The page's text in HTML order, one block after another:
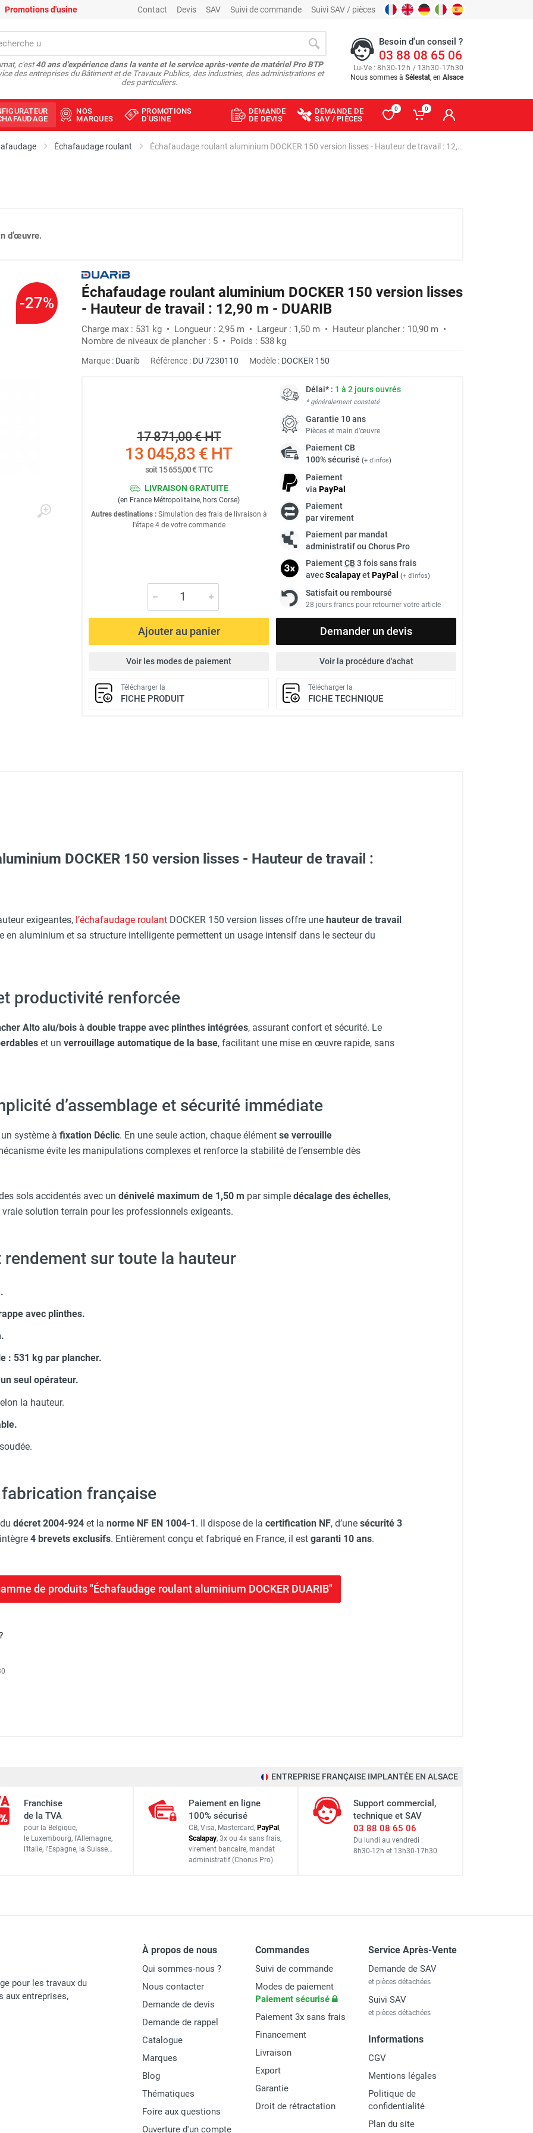
Promotions d'usine Contact Devis SAV Suivi de commande Suivi SAV / pièces
c'est40 ans d'expérience dans la vente et le service après-vente de matériel Pro BTP
des entreprises du Bâtiment et de Travaux Publics, des industries, des administrations et
des particuliers.
Besoin d'un conseil ?
03 88 08 65 06
Lu-Ve : 8h30-12h / 13h30-17h30
Nous sommes à Sélestat, en Alsace
NOS
MARQUES
PROMOTIONS
D'USINE
DEMANDE
DE DEVIS
DEMANDE DE
SAV / PIÈCES
0 0
Échafaudage roulant Échafaudage roulant aluminium DOCKER 150 version lisses - Hauteur de travail : 12,90 m - DUARIB
d’œuvre.
-27%
Échafaudage roulant aluminium DOCKER 150 version lisses
- Hauteur de travail : 12,90 m - DUARIB
Charge max : 531 kg • Longueur : 2,95 m • Largeur : 1,50 m • Hauteur plancher : 10,90 m •
Nombre de niveaux de plancher : 5 • Poids : 538 kg
Marque : Duarib Référence : DU 7230110 Modèle : DOCKER 150
17 871,00 €HT
13 045,83 € HT
soit15 655,00 €TTC
LIVRAISON GRATUITE
(en France Métropolitaine, hors Corse)
Autres destinations :Simulation des frais de livraison à
l'étape 4 de votre commande
Délai* : 1 à 2 jours ouvrés
* généralement constaté
Garantie 10 ans
Pièces et main d’œuvre
PaiementCB
100% sécurisé (+ d'infos)
Paiement
via PayPal
Paiement
par virement
Paiement par mandat
administratif ou Chorus Pro
PaiementCB 3 fois sans frais
avecScalapayetPayPal (+ d'infos)
Satisfait ou remboursé
28 jours francs pour retourner votre article
Ajouter au panier Demander un devis
Voir les modes de paiement Voir la procédure d'achat
Télécharger la
FICHE PRODUIT
Télécharger la
FICHE TECHNIQUE
XL - HUSQVARNA
L - HUSQVARNA
XXL - HUSQVARNA
DOCKER 150 version lisses - Hauteur de travail :
exigeantes, l’échafaudage roulant DOCKER 150 version lisses offre une hauteur de travail
en aluminium et sa structure intelligente permettent un usage intensif dans le secteur du
productivité renforcée
Alto alu/bois à double trappe avec plinthes intégrées, assurant confort et sécurité. Le
et un verrouillage automatique de la base, facilitant une mise en œuvre rapide, sans
d’assemblage et sécurité immédiate
système à fixation Déclic. En une seule action, chaque élément se verrouille
évite les manipulations complexes et renforce la stabilité de l’ensemble dès
sols accidentés avec un dénivelé maximum de 1,50 m par simple décalage des échelles,
solution terrain pour les professionnels exigeants.
sur toute la hauteur
avec plinthes.
: 531 kg par plancher.
seul opérateur.
la hauteur.
française
décret 2004-924 et la norme NF EN 1004-1. Il dispose de la certification NF, d’une sécurité 3
4 brevets exclusifs. Entièrement conçu et fabriqué en France, il est garanti 10 ans.
de produits "Échafaudage roulant aluminium DOCKER DUARIB"
1,50 m
Longueur : 3,07 m
Largeur : 1,56 m
DOCKER 85 version garde-corps EXMDS - Hauteur de travail : 8,90 m - DUARIB
DOCKER 150 version garde-corps EXMDS - Hauteur de travail : 13,90 m - DUARIB
DOCKER 85 version garde-corps EXMDS - Hauteur de travail : 11,90 m - DUARIB
ENTREPRISE FRANÇAISE IMPLANTÉE EN ALSACE
Franchise
de la TVA
pour la Belgique,
le Luxembourg, l'Allemagne,
l'Italie, l'Espagne, la Suisse…
Paiement en ligne
100% sécurisé
CB, Visa, Mastercard, PayPal ,
Scalapay, 3x ou 4x sans frais,
virement bancaire, mandat
administratif (Chorus Pro)
Support commercial,
technique et SAV
03 88 08 65 06
Du lundi au vendredi :
8h30-12h et 13h30-17h30
pour les travaux du
aux entreprises,
À propos de nous
Qui sommes-nous ?
Nous contacter
Demande de devis
Demande de rappel
Catalogue
Marques
Blog
Thématiques
Foire aux questions
Ouverture d'un compte
Commandes
Suivi de commande
Modes de paiement
Paiement sécurisé
Paiement 3x sans frais
Financement
Livraison
Export
Garantie
Droit de rétractation
Service Après-Vente
Demande de SAV
et pièces détachées
Suivi SAV
et pièces détachées
Informations
CGV
Mentions légales
Politique de
confidentialité
Plan du site